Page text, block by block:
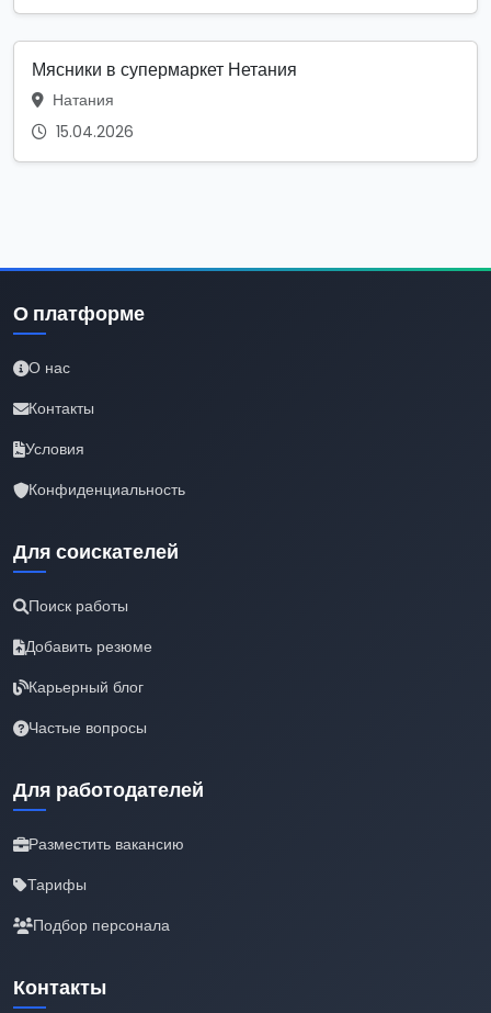
Мясники в супермаркет Нетания
Натания
15.04.2026
О платформе
О нас
Контакты
Условия
Конфиденциальность
Для соискателей
Поиск работы
Добавить резюме
Карьерный блог
Частые вопросы
Для работодателей
Разместить вакансию
Тарифы
Подбор персонала
Контакты